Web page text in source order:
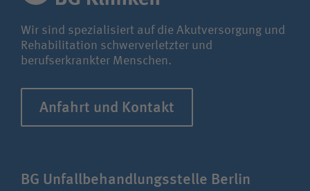
Wir sind spezialisiert auf die Akutversorgung und
Rehabilitation schwerverletzter und
berufserkrankter Menschen.
Anfahrt und Kontakt
BG Unfall­be­hand­lungs­stelle Berlin